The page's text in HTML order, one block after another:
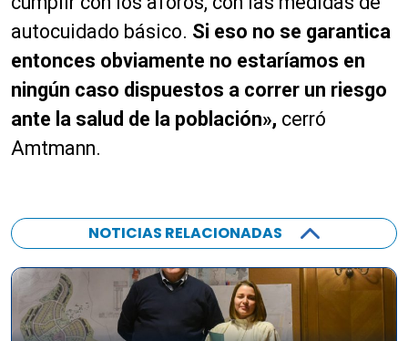
autocuidado básico. Si eso no se garantica
entonces obviamente no estaríamos en
ningún caso dispuestos a correr un riesgo
ante la salud de la población», cerró
Amtmann.
NOTICIAS RELACIONADAS